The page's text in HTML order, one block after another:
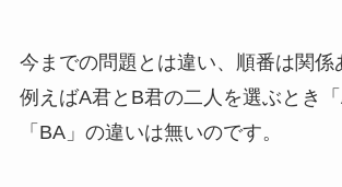
今までの問題とは違い、順番は関係
例えばA君とB君の二人を選ぶとき
「BA」の違いは無いのです。